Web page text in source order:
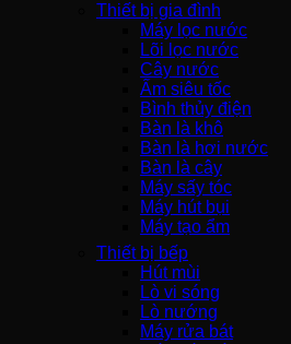
Thiết bị gia đình
Máy lọc nước
Lõi lọc nước
Cây nước
Ấm siêu tốc
Bình thủy điện
Bàn là khô
Bàn là hơi nước
Bàn là cây
Máy sấy tóc
Máy hút bụi
Máy tạo ẩm
Thiết bị bếp
Hút mùi
Lò vi sóng
Lò nướng
Máy rửa bát